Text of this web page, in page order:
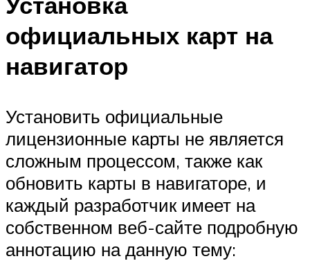
официальных карт на
навигатор
Установить официальные
лицензионные карты не является
сложным процессом, также как
обновить карты в навигаторе, и
каждый разработчик имеет на
собственном веб-сайте подробную
аннотацию на данную тему: